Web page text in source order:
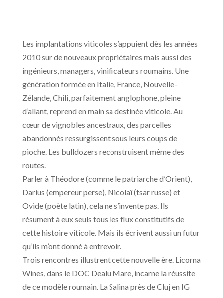
Les implantations viticoles s’appuient dès les années
2010 sur de nouveaux propriétaires mais aussi des
ingénieurs, managers, vinificateurs roumains. Une
génération formée en Italie, France, Nouvelle-
Zélande, Chili, parfaitement anglophone, pleine
d’allant, reprend en main sa destinée viticole. Au
cœur de vignobles ancestraux, des parcelles
abandonnés ressurgissent sous leurs coups de
pioche. Les bulldozers reconstruisent même des
routes.
Parler à Théodore (comme le patriarche d’Orient),
Darius (empereur perse), Nicolaï (tsar russe) et
Ovide (poète latin), cela ne s’invente pas. Ils
résument à eux seuls tous les flux constitutifs de
cette histoire viticole. Mais ils écrivent aussi un futur
qu’ils m’ont donné à entrevoir.
Trois rencontres illustrent cette nouvelle ère. Licorna
Wines, dans le DOC Dealu Mare, incarne la réussite
de ce modèle roumain. La Salina près de Cluj en IG